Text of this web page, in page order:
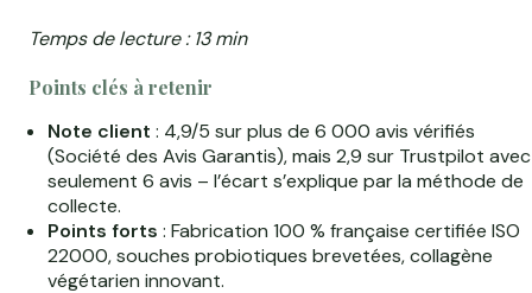
Temps de lecture : 13 min
Points clés à retenir
Note client : 4,9/5 sur plus de 6 000 avis vérifiés
(Société des Avis Garantis), mais 2,9 sur Trustpilot avec
seulement 6 avis – l’écart s’explique par la méthode de
collecte.
Points forts : Fabrication 100 % française certifiée ISO
22000, souches probiotiques brevetées, collagène
végétarien innovant.